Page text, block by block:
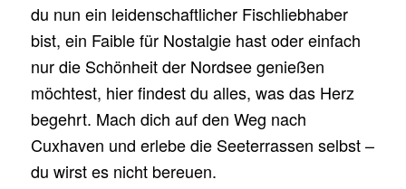
du nun ein leidenschaftlicher Fischliebhaber
bist, ein Faible für Nostalgie hast oder einfach
nur die Schönheit der Nordsee genießen
möchtest, hier findest du alles, was das Herz
begehrt. Mach dich auf den Weg nach
Cuxhaven und erlebe die Seeterrassen selbst –
du wirst es nicht bereuen.